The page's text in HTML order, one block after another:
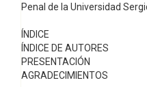
Penal de la Universidad
ÍNDICE
ÍNDICE DE AUTORES
PRESENTACIÓN
AGRADECIMIENTOS